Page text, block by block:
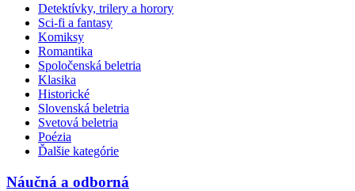
Detektívky, trilery a horory
Sci-fi a fantasy
Komiksy
Romantika
Spoločenská beletria
Klasika
Historické
Slovenská beletria
Svetová beletria
Poézia
Ďalšie kategórie
Náučná a odborná